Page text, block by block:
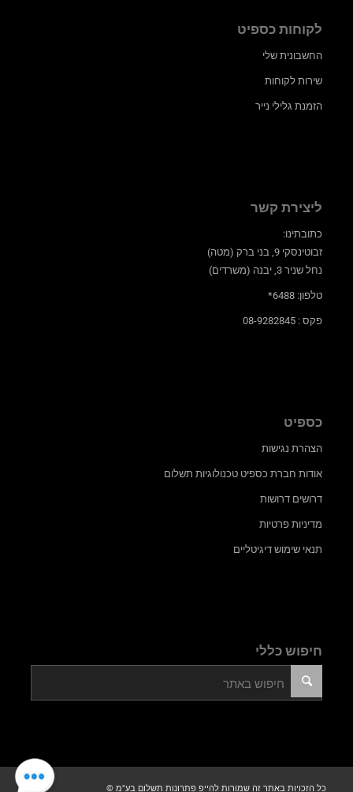
לקוחות כספיט
החשבונית שלי
שירות לקוחות
הזמנת גלילי נייר
ליצירת קשר
כתובתינו:
זבוטינסקי 9, בני ברק (מטה)
נחל שניר 3, יבנה (משרדים)
טלפון: 6488*
פקס : 08-9282845
כספיט
הצהרת נגישות
אודות חברת כספיט טכנולוגיות תשלום
דרושים דרושות
מדיניות פרטיות
תנאי שימוש דיגיטליים
חיפוש כללי
כל הזכויות באתר זה שמורות להייפ פתרונות תשלום בע"מ ©